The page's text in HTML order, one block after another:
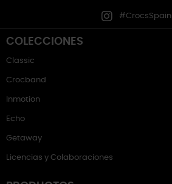
#CrocsSpain
COLECCIONES
Classic
Crocband
Inmotion
Echo
Getaway
Licencias y Colaboraciones